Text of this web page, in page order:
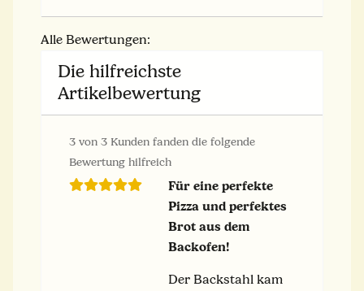
Alle Bewertungen:
Die hilfreichste
Artikelbewertung
3 von 3 Kunden fanden die folgende
Bewertung hilfreich
Für eine perfekte
Pizza und perfektes
Brot aus dem
Backofen!
Der Backstahl kam